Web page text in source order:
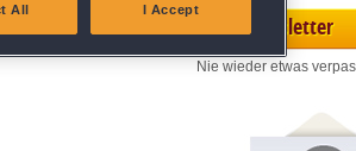
Newsletter
Nie wieder etwas
All I Accept